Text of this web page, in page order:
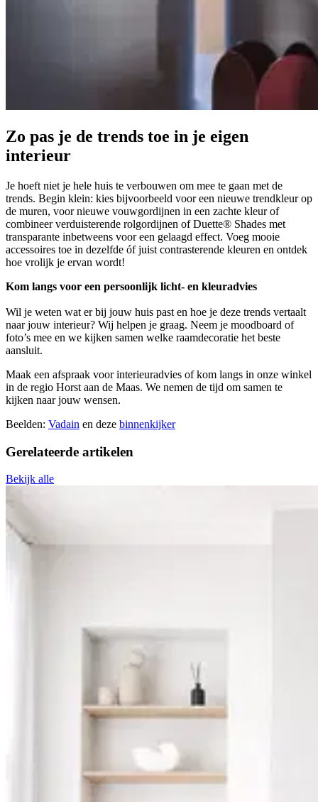
Zo pas je de trends toe in je eigen
interieur
Je hoeft niet je hele huis te verbouwen om mee te gaan met de
trends. Begin klein: kies bijvoorbeeld voor een nieuwe trendkleur op
de muren, voor nieuwe vouwgordijnen in een zachte kleur of
combineer verduisterende rolgordijnen of Duette® Shades met
transparante inbetweens voor een gelaagd effect. Voeg mooie
accessoires toe in dezelfde óf juist contrasterende kleuren en ontdek
hoe vrolijk je ervan wordt!
Kom langs voor een persoonlijk licht- en kleuradvies
Wil je weten wat er bij jouw huis past en hoe je deze trends vertaalt
naar jouw interieur? Wij helpen je graag. Neem je moodboard of
foto’s mee en we kijken samen welke raamdecoratie het beste
aansluit.
Maak een afspraak voor interieuradvies of kom langs in onze winkel
in de regio Horst aan de Maas. We nemen de tijd om samen te
kijken naar jouw wensen.
Beelden: Vadain en deze binnenkijker
Gerelateerde artikelen
Bekijk alle